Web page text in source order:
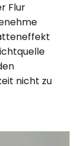
Flur
nicht zu